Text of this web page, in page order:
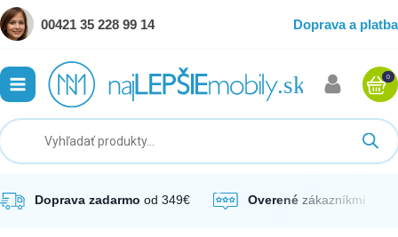
00421 35 228 99 14 Doprava a platba
0
Doprava zadarmo od 349€ Overené zákazníkmi